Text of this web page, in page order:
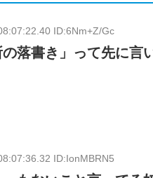
ID:6Nm+Z/Gc
の落書き」って先に
ID:IonMBRN5